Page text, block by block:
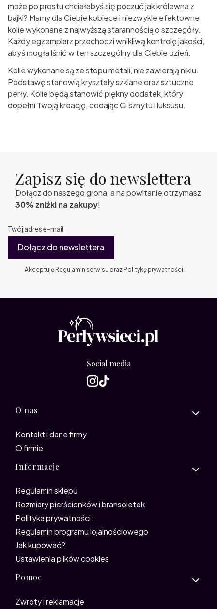
może po prostu chciałabyś się poczuć jak królewna z
bajki? Mamy dla Ciebie kobiece i niezwykle efektowne
kolie wykonane z najwyższą starannością o szczegóły.
Każdy egzemplarz przechodzi wnikliwą kontrolę jakości,
abyś mogła lśnić w ten szczególny dla Ciebie dzień.
Kolie wykonane są ze stopu metali, nie zawierają niklu.
Podstawę stanowią kryształy szklane oraz sztuczne
perły. Kolie będą stanowić piękny dodatek, który
dopełni Twoją kreację, dodając Ci sznytu i luksusu.
Zapisz się do newslettera
Dołącz do naszego grona, a na powitanie otrzymasz
30% zniżki na zakupy!
Twój adres e-mail
Dołącz do newslettera
Akceptuję Regulamin serwisu oraz Politykę prywatności.
Social media
Linki w stopce
O nas
Kontakt i dane firmy
O firmie
Informacje
Regulamin sklepu
Rozmiary pierścionków i bransoletek
Polityka prywatności
Regulamin programu lojalnościowego
Jak kupować?
Ustawienia plików cookies
Pomoc
Zwroty i reklamacje